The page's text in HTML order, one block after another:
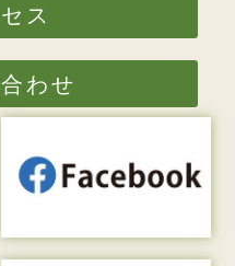
ス
わせ